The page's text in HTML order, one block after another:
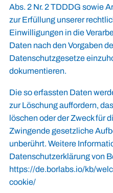
Abs. 2 Nr. 2 TDDDG sowie
zur Erfüllung unserer
Einwilligungen in die
Daten nach den Vorgaben
Datenschutzgesetze
dokumentieren.
Die so erfassten Daten
zur Löschung auffordern,
löschen oder der Zweck für
Zwingende gesetzliche
unberührt. Weitere
Datenschutzerklärung von
https://de.borlabs.io/kb/
cookie/